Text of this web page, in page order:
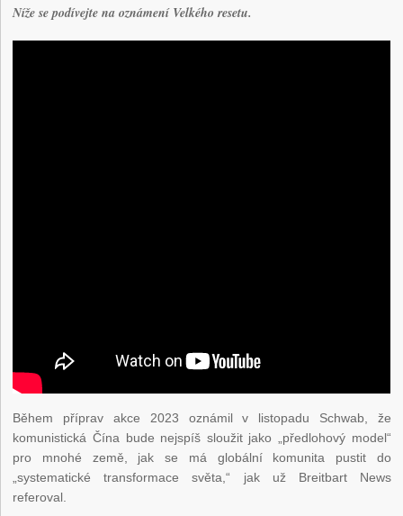
Níže se podívejte na oznámení Velkého resetu.
Během příprav akce 2023 oznámil v listopadu Schwab, že
komunistická Čína bude nejspíš sloužit jako „předlohový model“
pro mnohé země, jak se má globální komunita pustit do
„systematické transformace světa,“ jak už Breitbart News
referoval.